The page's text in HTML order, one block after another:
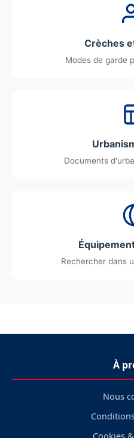
Crèches
Modes de garde
Documents
Rechercher dans
À
Nous